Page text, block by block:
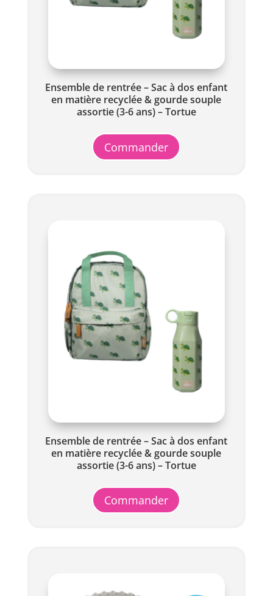
Ensemble de rentrée – Sac à dos enfant
en matière recyclée & gourde souple
assortie (3-6 ans) – Tortue
Commander
Ensemble de rentrée – Sac à dos enfant
en matière recyclée & gourde souple
assortie (3-6 ans) – Tortue
Commander